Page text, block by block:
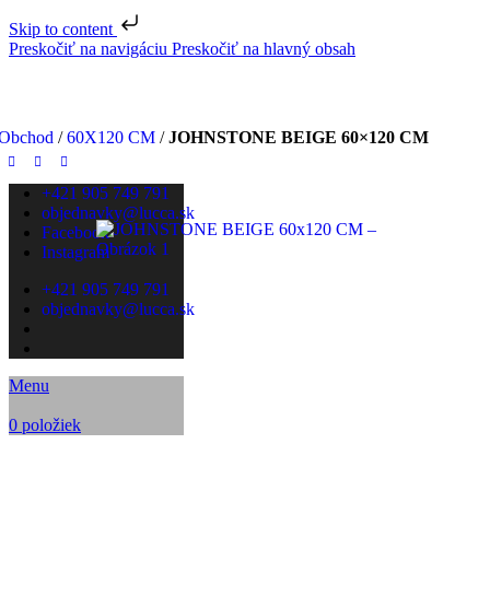
Skip to content
Preskočiť na navigáciu Preskočiť na hlavný obsah
+421 905 749 791
objednavky@lucca.sk
Facebook
Instagram
+421 905 749 791
objednavky@lucca.sk
Menu
0 položiek
/60X120 CM /JOHNSTONE BEIGE 60×120 CM